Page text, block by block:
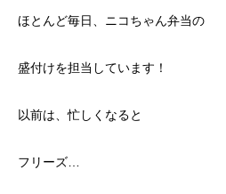
ほとんど毎日、ニコちゃん弁当の
盛付けを担当しています！
以前は、忙しくなると
フリーズ…